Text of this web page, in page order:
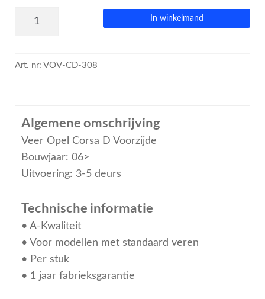
In winkelmand
Art. nr: VOV-CD-308
Algemene omschrijving
Veer Opel Corsa D Voorzijde
Bouwjaar: 06>
Uitvoering: 3-5 deurs
Technische informatie
• A-Kwaliteit
• Voor modellen met standaard veren
• Per stuk
• 1 jaar fabrieksgarantie